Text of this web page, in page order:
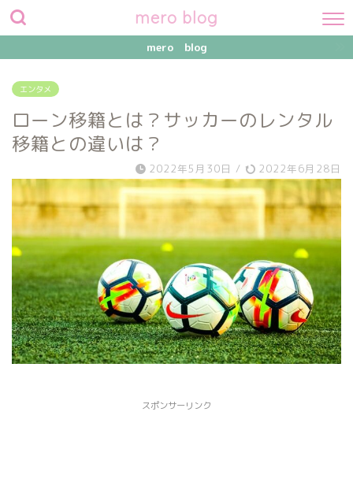
mero blog
mero blog
エンタメ
ローン移籍とは？サッカーのレンタル
移籍との違いは？
2022年5月30日 / 2022年6月28日
スポンサーリンク